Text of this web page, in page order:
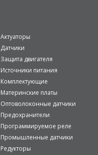
Актуаторы
Датчики
Защита двигателя
Источники питания
Комплектующие
Материнские платы
Оптоволоконные датчики
Предохранители
Программируемое реле
Промышленные датчики
Редукторы